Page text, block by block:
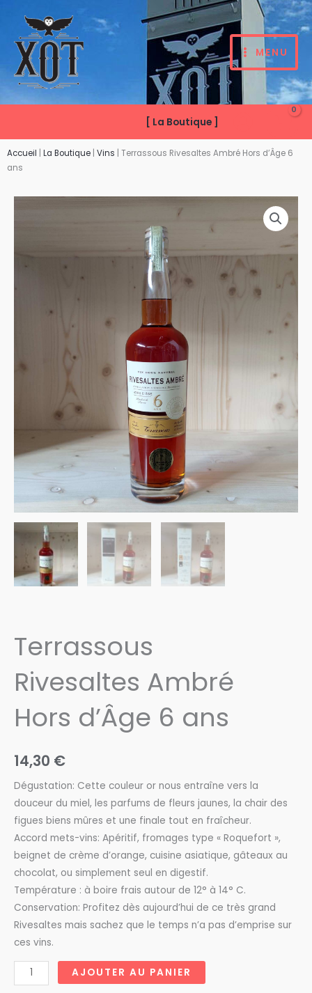
contenu
MENU
[ La Boutique ]
Accueil La Boutique Vins
Terrassous Rivesaltes Ambré Hors d’Âge 6
ans
Terrassous
Rivesaltes Ambré
Hors d’Âge 6 ans
14,30 €
Dégustation: Cette couleur or nous entraîne vers la
douceur du miel, les parfums de fleurs jaunes, la chair des
figues biens mûres et une finale tout en fraîcheur.
Accord mets-vins: Apéritif, fromages type « Roquefort »,
beignet de crème d’orange, cuisine asiatique, gâteaux au
chocolat, ou simplement seul en digestif.
Température : à boire frais autour de 12° à 14° C.
Conservation: Profitez dès aujourd’hui de ce très grand
Rivesaltes mais sachez que le temps n’a pas d’emprise sur
ces vins.
quantité
de
AJOUTER AU PANIER